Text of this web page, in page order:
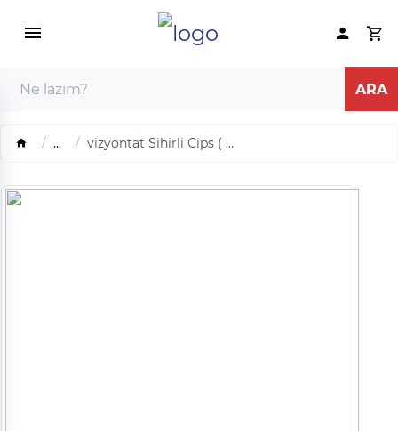
... vizyontat Sihirli Cips ( ...